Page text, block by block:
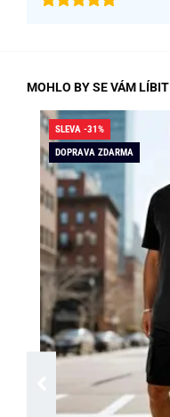
MOHLO BY SE VÁM LÍBIT
SLEVA -31%
DOPRAVA ZDARMA